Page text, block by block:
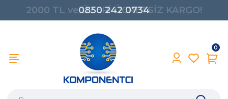
0850 242 0734
0